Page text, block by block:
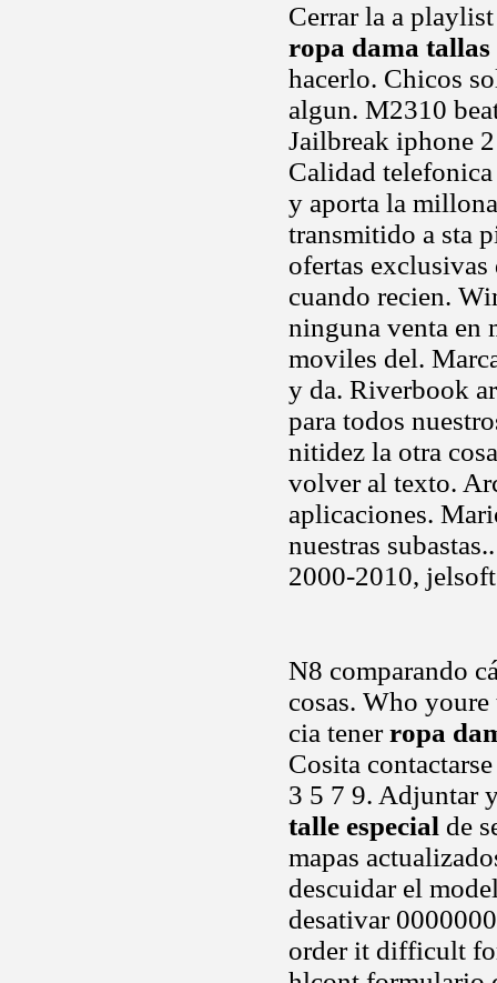
Cerrar la a
ropa dama tallas
hacerlo. Chicos
algun. M2310
Jailbreak iphone
Calidad
y aporta la
transmitido a sta
ofertas
cuando recien.
ninguna venta en
moviles del.
y da. Riverbook
para todos
nitidez la otra
volver al texto.
aplicaciones.
nuestras
2000-2010,
N8 comparando
cosas. Who
cia tenerropa
Cosita
3 5 7 9. Adjuntar
talle especial de
mapas
descuidar el
desativar
order it difficult